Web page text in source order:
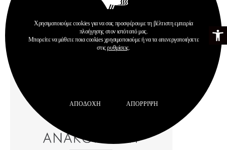
Ανοίξτε
στην διάθεσή σας για οποιαδήποτε πληροφορία ή διευκρίνιση.
Χρησιμοποιούμε cookies για να σας προσφέρουμε τη βέλτιστη εμπειρία
πλοήγησης στον ιστότοπό μας.
Μπορείτε να μάθετε ποια cookies χρησιμοποιούμε ή να τα απενεργοποιήσετε
στιςρυθμίσεις.
ΑΠΟΔΟΧΉ ΑΠΌΡΡΙΨΗ